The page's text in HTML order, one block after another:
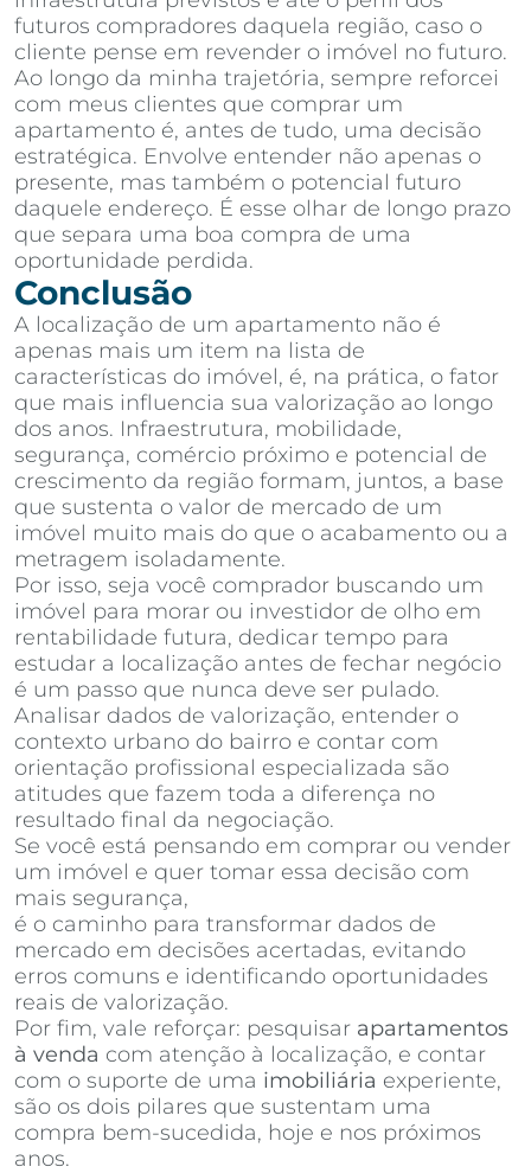
futuros compradores daquela região, caso o
cliente pense em revender o imóvel no futuro.
Ao longo da minha trajetória, sempre reforcei
com meus clientes que comprar um
apartamento é, antes de tudo, uma decisão
estratégica. Envolve entender não apenas o
presente, mas também o potencial futuro
daquele endereço. É esse olhar de longo prazo
que separa uma boa compra de uma
oportunidade perdida.
Conclusão
A localização de um apartamento não é
apenas mais um item na lista de
características do imóvel, é, na prática, o fator
que mais influencia sua valorização ao longo
dos anos. Infraestrutura, mobilidade,
segurança, comércio próximo e potencial de
crescimento da região formam, juntos, a base
que sustenta o valor de mercado de um
imóvel muito mais do que o acabamento ou a
metragem isoladamente.
Por isso, seja você comprador buscando um
imóvel para morar ou investidor de olho em
rentabilidade futura, dedicar tempo para
estudar a localização antes de fechar negócio
é um passo que nunca deve ser pulado.
Analisar dados de valorização, entender o
contexto urbano do bairro e contar com
orientação profissional especializada são
atitudes que fazem toda a diferença no
resultado final da negociação.
Se você está pensando em comprar ou vender
um imóvel e quer tomar essa decisão com
mais segurança,
é o caminho para transformar dados de
mercado em decisões acertadas, evitando
erros comuns e identificando oportunidades
reais de valorização.
Por fim, vale reforçar: pesquisar apartamentos
à venda com atenção à localização, e contar
com o suporte de uma imobiliária experiente,
são os dois pilares que sustentam uma
compra bem-sucedida, hoje e nos próximos
anos.